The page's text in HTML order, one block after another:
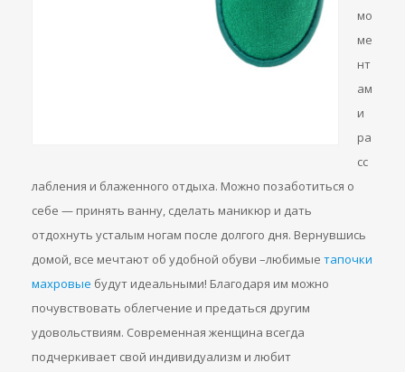
мо
ме
нт
ам
и
ра
сс
лабления и блаженного отдыха. Можно позаботиться о
себе — принять ванну, сделать маникюр и дать
отдохнуть усталым ногам после долгого дня. Вернувшись
домой, все мечтают об удобной обуви –любимые тапочки
махровые будут идеальными! Благодаря им можно
почувствовать облегчение и предаться другим
удовольствиям. Современная женщина всегда
подчеркивает свой индивидуализм и любит